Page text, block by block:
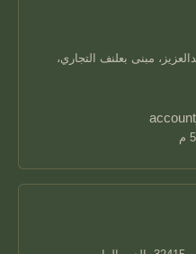
مبنى بعلنف التجاري،